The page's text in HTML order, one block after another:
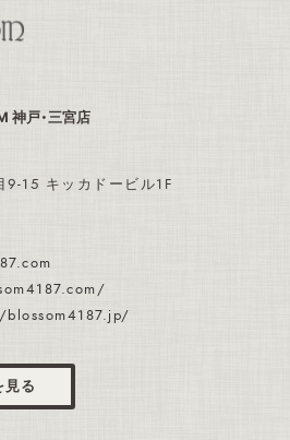
神戸・三宮店
15 キッカドービル1F
る